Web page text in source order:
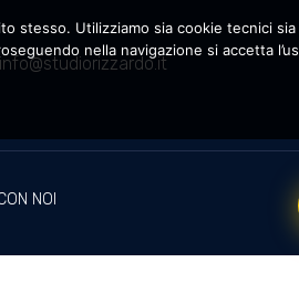
info@studiorizzardo.it
NOI
stesso. Utilizziamo sia cookie tecnici
nella navigazione si accetta